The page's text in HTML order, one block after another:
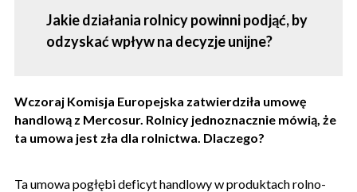
Jakie działania rolnicy powinni podjąć, by
odzyskać wpływ na decyzje unijne?
Wczoraj Komisja Europejska zatwierdziła umowę
handlową z Mercosur. Rolnicy jednoznacznie mówią, że
ta umowa jest zła dla rolnictwa. Dlaczego?
Ta umowa pogłębi deficyt handlowy w produktach rolno-